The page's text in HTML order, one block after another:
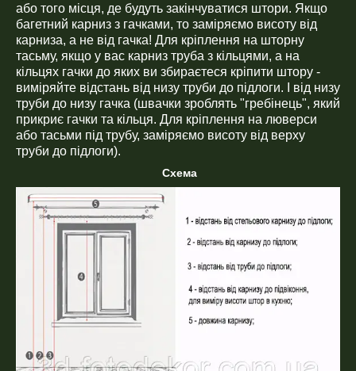
або того місця, де будуть закінчуватися штори. Якщо
багетний карниз з гачками, то заміряємо висоту від
карниза, а не від гачка! Для кріплення на шторну
тасьму, якщо у вас карниз труба з кільцями, а на
кільцях гачки до яких ви збираєтеся кріпити штору -
виміряйте відстань від низу труби до підлоги. І від низу
труби до низу гачка (швачки зроблять "гребінець", який
прикриє гачки та кільця. Для кріплення на люверси
або тасьми під трубу, заміряємо висоту від верху
труби до підлоги).
Схема